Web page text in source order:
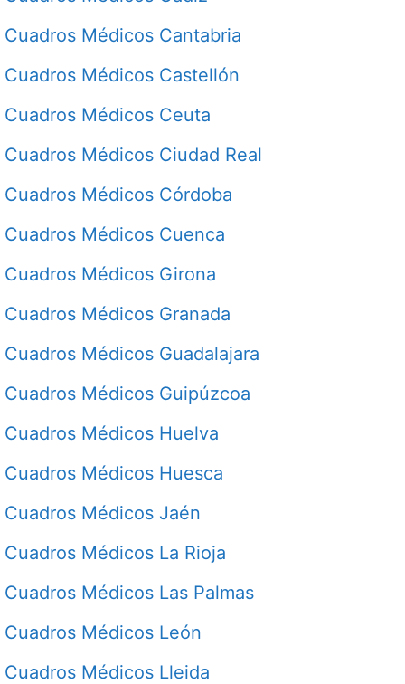
Cuadros Médicos Cantabria
Cuadros Médicos Castellón
Cuadros Médicos Ceuta
Cuadros Médicos Ciudad Real
Cuadros Médicos Córdoba
Cuadros Médicos Cuenca
Cuadros Médicos Girona
Cuadros Médicos Granada
Cuadros Médicos Guadalajara
Cuadros Médicos Guipúzcoa
Cuadros Médicos Huelva
Cuadros Médicos Huesca
Cuadros Médicos Jaén
Cuadros Médicos La Rioja
Cuadros Médicos Las Palmas
Cuadros Médicos León
Cuadros Médicos Lleida